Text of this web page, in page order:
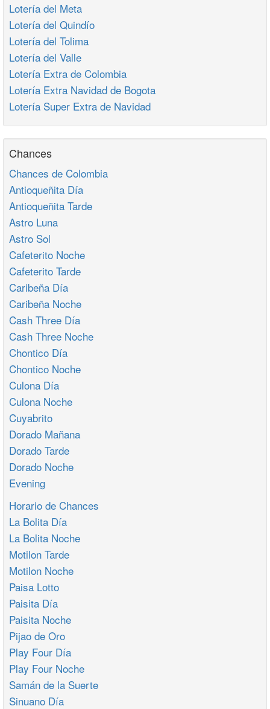
Lotería del Meta
Lotería del Quindío
Lotería del Tolima
Lotería del Valle
Lotería Extra de Colombia
Lotería Extra Navidad de Bogota
Lotería Super Extra de Navidad
Chances
Chances de Colombia
Antioqueñita Día
Antioqueñita Tarde
Astro Luna
Astro Sol
Cafeterito Noche
Cafeterito Tarde
Caribeña Día
Caribeña Noche
Cash Three Día
Cash Three Noche
Chontico Día
Chontico Noche
Culona Día
Culona Noche
Cuyabrito
Dorado Mañana
Dorado Tarde
Dorado Noche
Evening
Horario de Chances
La Bolita Día
La Bolita Noche
Motilon Tarde
Motilon Noche
Paisa Lotto
Paisita Día
Paisita Noche
Pijao de Oro
Play Four Día
Play Four Noche
Samán de la Suerte
Sinuano Día